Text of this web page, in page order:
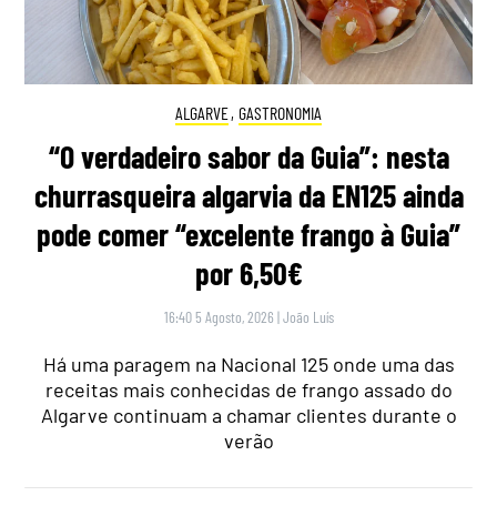
ALGARVE, GASTRONOMIA
“O verdadeiro sabor da Guia”: nesta
churrasqueira algarvia da EN125 ainda
pode comer “excelente frango à Guia”
por 6,50€
16:40 5 Agosto, 2026 |João Luís
Há uma paragem na Nacional 125 onde uma das
receitas mais conhecidas de frango assado do
Algarve continuam a chamar clientes durante o
verão